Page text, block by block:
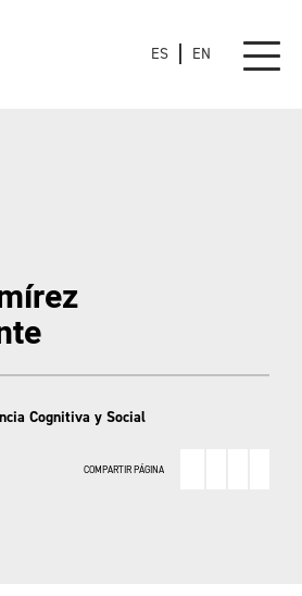
ES EN
Cognitiva y Social
COMPARTIR PÁGINA